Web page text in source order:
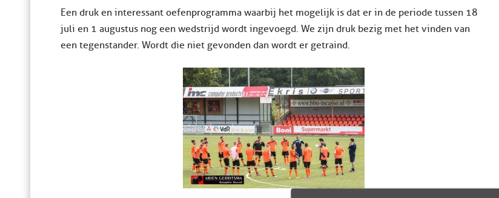
Een druk en interessant oefenprogramma waarbij het mogelijk is dat er in de periode tussen 18
juli en 1 augustus nog een wedstrijd wordt ingevoegd. We zijn druk bezig met het vinden van
een tegenstander. Wordt die niet gevonden dan wordt er getraind.